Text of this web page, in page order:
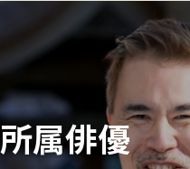
所属俳優